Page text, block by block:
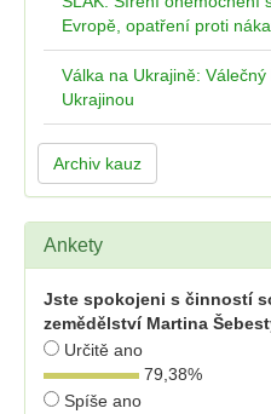
Evropě, opatření proti
Válka na Ukrajině:
Ukrajinou
Archiv kauz
Ankety
Jste spokojeni s činností
zemědělství Martina
Určitě ano
79,38%
Spíše ano